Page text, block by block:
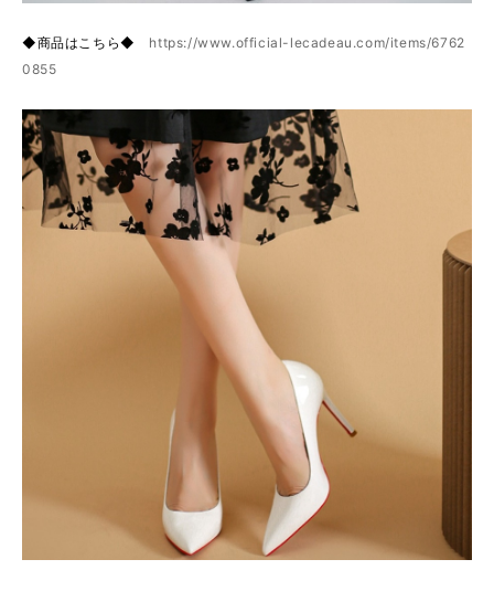
◆商品はこちら◆ https://www.official-lecadeau.com/items/6762
0855